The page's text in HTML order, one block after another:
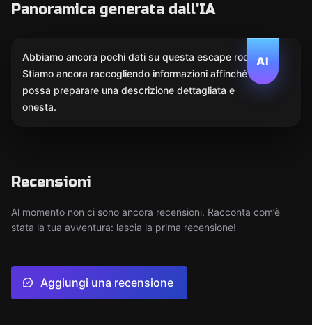
Panoramica generata dall'IA
AI
Abbiamo ancora pochi dati su questa escape room.
Stiamo ancora raccogliendo informazioni affinché l'IA
possa preparare una descrizione dettagliata e
onesta.
Recensioni
Al momento non ci sono ancora recensioni. Racconta com’è
stata la tua avventura: lascia la prima recensione!
Aggiungi una recensione